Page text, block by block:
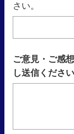
さい。
ご意見・ご感
し送信ください